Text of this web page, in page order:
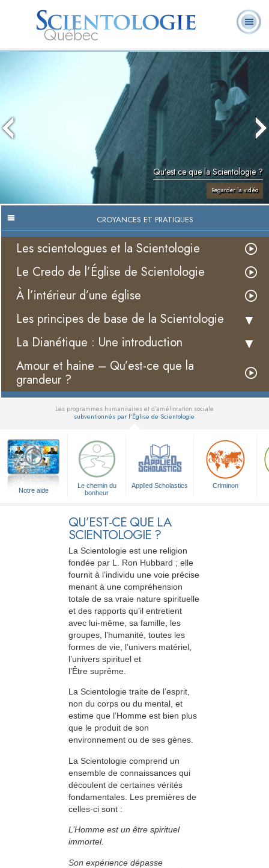
Québec
Qu’est-ce que la
Scientologie ?
Foire aux
questions
Livres
Qu’est ce que la Scientologie ?
Regarder la vidéo
CROYANCES ET PRATIQUES
Les scientologues et la Scientologie
Le Credo de l’Église de Scientologie
À l’intérieur d’une église
Les principes de base de la Scientologie
La Dianétique : Une introduction
Amour et haine – Qu’est-ce que la
grandeur ?
Les programmes humanitaires et d’amélioration sociale
subventionnés par l’Église de Scientologie
Notre aide
Le chemin du
bonheur
Applied Scholastics Criminon
QU’EST-CE QUE LA
SCIENTOLOGIE ?
La Scientologie est une religion
fondée par L. Ron Hubbard ; elle
fournit à l’individu une voie précise
menant à une compréhension
totale de sa vraie nature spirituelle
et des rapports qu’il entretient
avec lui-même, sa famille, les
groupes, l’humanité, toutes les
formes de vie, l’univers matériel,
l’univers spirituel et
l’Être suprême.
La Scientologie traite de l’esprit,
non du corps ou du mental, et
estime que l’Homme est bien plus
que le produit de son
environnement ou de ses gènes.
La Scientologie comprend un
ensemble de connaissances qui
découlent de certaines vérités
fondamentales. Les premières de
celles-ci sont :
L’Homme est un être spirituel
immortel.
Son expérience dépasse